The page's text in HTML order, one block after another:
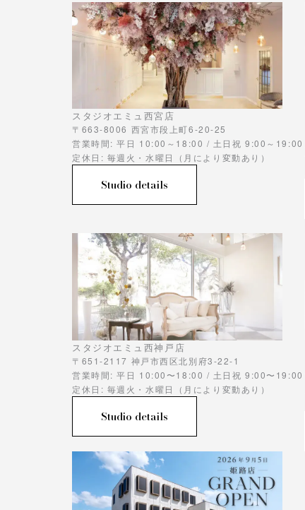
スタジオエミュ西宮店
〒663-8006 西宮市段上町6-20-25
営業時間: 平日 10:00～18:00 / 土日祝 9:00～19:00
定休日: 毎週火・水曜日（月により変動あり）
Studio details
スタジオエミュ西神戸店
〒651-2117 神戸市西区北別府3-22-1
営業時間: 平日 10:00〜18:00 / 土日祝 9:00〜19:00
定休日: 毎週火・水曜日（月により変動あり）
Studio details